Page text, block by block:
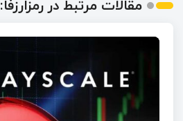
مقالات مرتبط در رمزارزفا: